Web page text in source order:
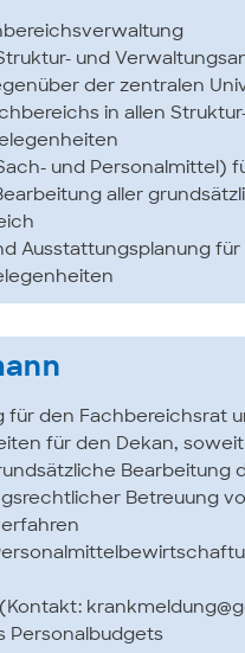
und
der zentralen
in allen
und Personalmittel)
aller
Ausstattungsplanung
für den Fachbereichsrat
für den Dekan,
Bearbeitung
Betreuung
Personalbudgets